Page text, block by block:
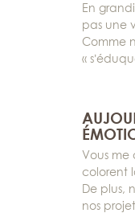
En
pas une
Comme
«
Vous me
colorent
De plus,
nos